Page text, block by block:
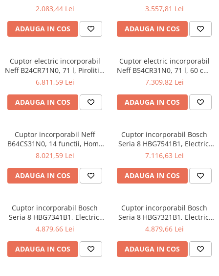
Aspiratoare verticale
Apiratoare cu sac
Aspiratoare fara sac
Masini de spalat vase
Masini de spalat rufe
Masini de spalat rufe cu uscator
Uscatoare de rufe
Autocuratare catalitica,
electronic, Grill, Clasa A, Inox
antiamprenta
2.083,44 Lei
ADAUGA IN COS
Electric, Gatire cu abur,
Clasa A+, negru
3.557,81 Lei
ADAUGA IN COS
Cuptor electric incorporabil
Neff B24CR71N0, 71 l, Pirolitic,
60 cm, TFT Touch, Home
6.811,59 Lei
ADAUGA IN COS
Cuptor electric incorporabil
Neff B54CR31N0, 71 l, 60 cm,
TFT Touch, Home Connect,
7.309,82 Lei
ADAUGA IN COS
Cuptor incorporabil Neff
B64CS31N0, 14 functii, Home
Connect, sistem de
(perete posterior) si Easy
Clean, display TFT touch
8.021,59 Lei
ADAUGA IN COS
Cuptor incorporabil Bosch
Seria 8 HBG7541B1, Electric,
71 l, Multifunctional, 14
Air Fry, Autocuratare EcoClean
Direct, Clasa A+
7.116,63 Lei
ADAUGA IN COS
Cuptor incorporabil Bosch
Seria 8 HBG7341B1, Electric,
71 l, 14 moduri de gatit,
EcoClean Direct, Air Fry, Grill,
Convectie 3D, Home Connect,
4.879,66 Lei
ADAUGA IN COS
Cuptor incorporabil Bosch
Seria 8 HBG7321B1, Electric,
71 l, Multifunctional, 11
Air Fry, Autocuratare EcoClean
Direct, Clasa A+
4.879,66 Lei
ADAUGA IN COS